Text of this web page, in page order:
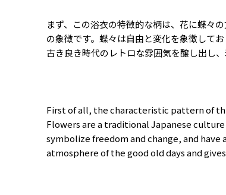
まず、この浴衣の特徴的な柄は、花に蝶々
の象徴です。蝶々は自由と変化を象徴して
古き良き時代のレトロな雰囲気を醸し出し
First of all, the characteristic pattern of
Flowers are a traditional Japanese
symbolize freedom and change, and
atmosphere of the good old days and